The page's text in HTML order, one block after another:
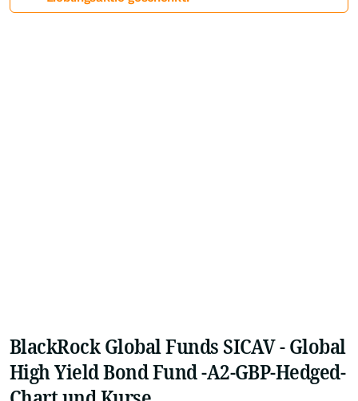
BlackRock Global Funds SICAV - Global
High Yield Bond Fund -A2-GBP-Hedged-